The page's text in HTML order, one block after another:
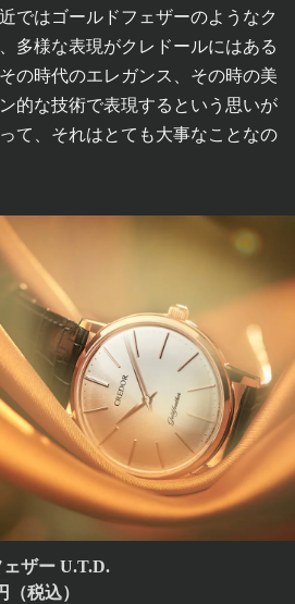
ではゴールドフェザーのようなク
多様な表現がクレドールにはある
の時代のエレガンス、その時の美
的な技術で表現するという思いが
て、それはとても大事なことなの
ザー U.T.D.
税込）